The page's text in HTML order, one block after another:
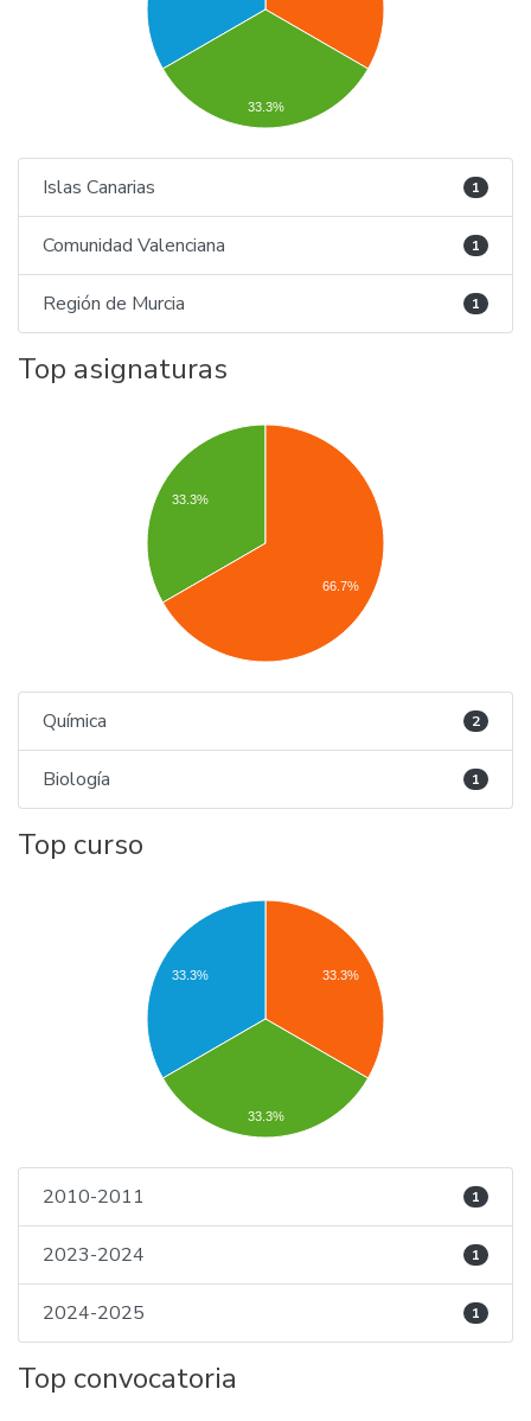
33.3%
Islas Canarias 1
Comunidad Valenciana 1
Región de Murcia 1
Top asignaturas
33.3%
66.7%
Química 2
Biología 1
Top curso
33.3%
33.3%
33.3%
2010-2011 1
2023-2024 1
2024-2025 1
Top convocatoria